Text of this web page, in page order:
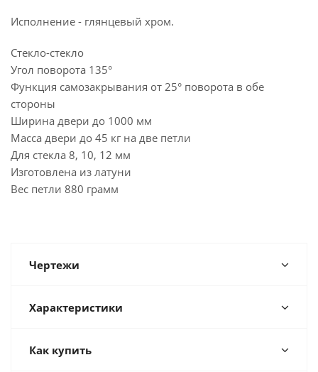
Исполнение - глянцевый хром.
Cтекло-стекло
Угол поворота 135°
Функция самозакрывания от 25° поворота в обе
стороны
Ширина двери до 1000 мм
Масса двери до 45 кг на две петли
Для стекла 8, 10, 12 мм
Изготовлена из латуни
Вес петли 880 грамм
Чертежи
Характеристики
Как купить